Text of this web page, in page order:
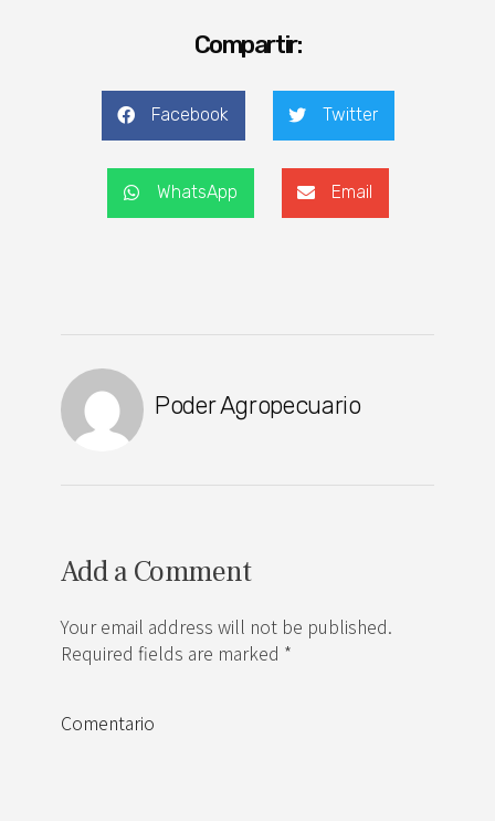
Compartir:
Facebook Twitter
WhatsApp Email
Poder Agropecuario
Add a Comment
Your email address will not be published.
Required fields are marked *
Comentario